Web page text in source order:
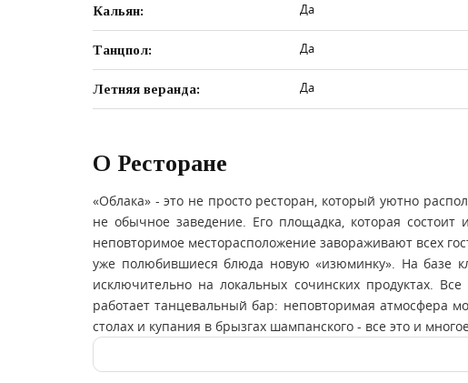
Кальян: Да
Танцпол: Да
Летняя веранда: Да
О Ресторане
«Облака» - это не просто ресторан, который уютно
не обычное заведение. Его площадка, которая
неповторимое месторасположение завораживают всех
уже полюбившиеся блюда новую «изюминку». На базе
исключительно на локальных сочинских продуктах.
работает танцевальный бар: неповторимая атмосфера
столах и купания в брызгах шампанского - все это и